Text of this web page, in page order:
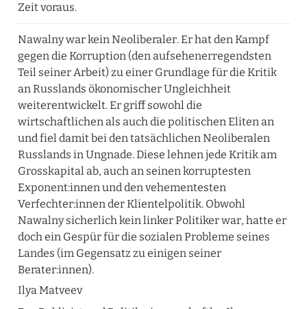
Zeit voraus.
Nawalny war kein Neoliberaler. Er hat den Kampf
gegen die Korruption (den aufsehenerregendsten
Teil seiner Arbeit) zu einer Grundlage für die Kritik
an Russlands ökonomischer Ungleichheit
weiterentwickelt. Er griff sowohl die
wirtschaftlichen als auch die politischen Eliten an
und fiel damit bei den tatsächlichen Neoliberalen
Russlands in Ungnade. Diese lehnen jede Kritik am
Grosskapital ab, auch an seinen korruptesten
Exponent:innen und den vehementesten
Verfechter:innen der Klientelpolitik. Obwohl
Nawalny sicherlich kein linker Politiker war, hatte er
doch ein Gespür für die sozialen Probleme seines
Landes (im Gegensatz zu einigen seiner
Berater:innen).
Ilya Matveev